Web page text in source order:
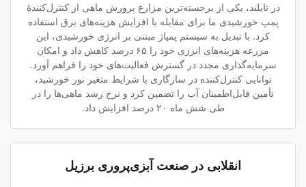
در تایلند، یکی از برجسته‌ترین مزارع پرورش ماهی از کنترل‌کنندهٔ
پمپ خورشیدی ما برای مقابله با افزایش هزینه‌های برق استفاده
کرد. با تبدیل به سیستم پمپاژ مبتنی بر انرژی خورشیدی، این
مزرعه هزینه‌های انرژی خود را ۶۵ درصد کاهش داد و امکان
سرمایه‌گذاری مجدد در گسترش فعالیت‌های خود را فراهم آورد.
توانایی کنترل‌کننده در سازگاری با شرایط متغیر نور خورشید،
تأمین قابل‌اطمینان آب را تضمین کرد و نرخ رشد ماهی‌ها را در
طی شش ماه ۲۰ درصد افزایش داد.
انقلابی در صنعت آبزی‌پروری برزیل